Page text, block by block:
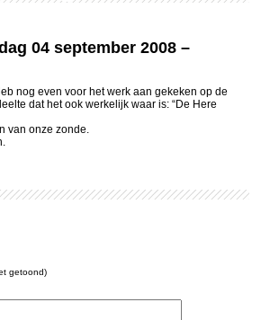
04 september 2008 –
nog even voor het werk aan gekeken op de
dat het ook werkelijk waar is: “De Here
van onze zonde.
getoond)